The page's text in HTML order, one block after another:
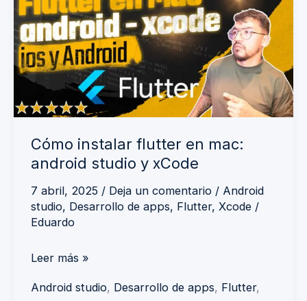
Cómo instalar flutter en mac:
android studio y xCode
7 abril, 2025 / Deja un comentario / Android
studio, Desarrollo de apps, Flutter, Xcode/
Eduardo
flutter
en
mac:
android
studio
y
Leer más »
Android studio, Desarrollo de apps, Flutter,